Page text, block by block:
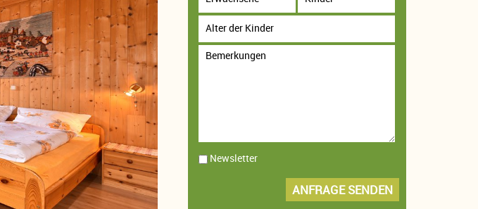
Newsletter
ANFRAGE SENDEN